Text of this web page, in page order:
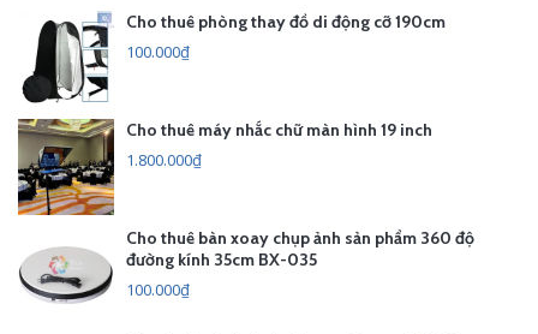
Cho thuê phòng thay đồ di động cỡ 190cm
100.000₫
Cho thuê máy nhắc chữ màn hình 19 inch
1.800.000₫
Cho thuê bàn xoay chụp ảnh sản phẩm 360 độ
đường kính 35cm BX-035
100.000₫